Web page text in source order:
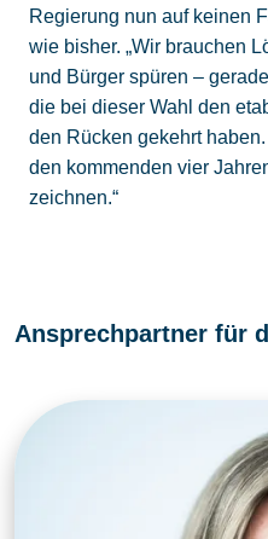
Regierung nun auf keinen
wie bisher. „Wir brauchen
und Bürger spüren –
die bei dieser Wahl den
den Rücken gekehrt
den kommenden vier
zeichnen.“
Ansprechpartner für